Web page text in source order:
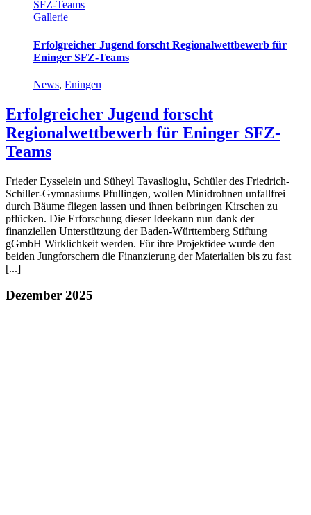
SFZ-Teams
Gallerie
Erfolgreicher Jugend forscht Regionalwettbewerb für
Eninger SFZ-Teams
News, Eningen
Erfolgreicher Jugend forscht
Regionalwettbewerb für Eninger SFZ-
Teams
Frieder Eysselein und Süheyl Tavaslioglu, Schüler des Friedrich-
Schiller-Gymnasiums Pfullingen, wollen Minidrohnen unfallfrei
durch Bäume fliegen lassen und ihnen beibringen Kirschen zu
pflücken. Die Erforschung dieser Ideekann nun dank der
finanziellen Unterstützung der Baden-Württemberg Stiftung
gGmbH Wirklichkeit werden. Für ihre Projektidee wurde den
beiden Jungforschern die Finanzierung der Materialien bis zu fast
[...]
Dezember 2025